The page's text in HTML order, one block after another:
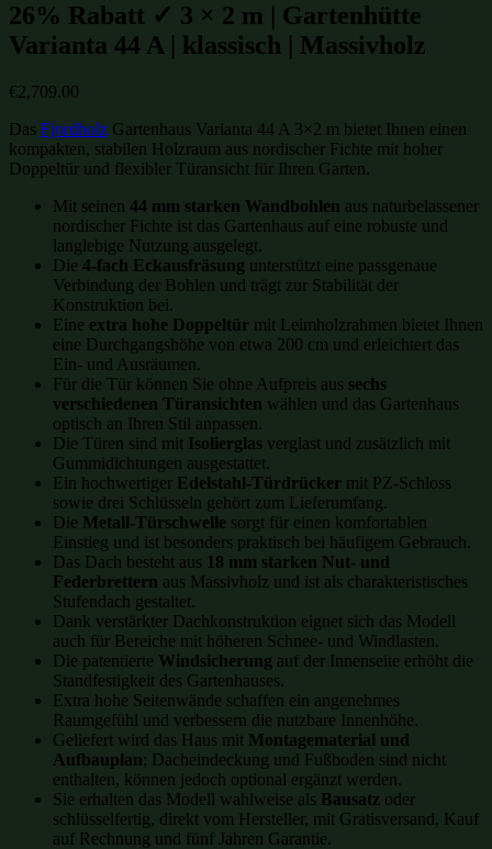
26% Rabatt ✓ 3 × 2 m | Gartenhütte
Varianta 44 A | klassisch | Massivholz
€2,709.00
Das Fjordholz Gartenhaus Varianta 44 A 3×2 m bietet Ihnen einen
kompakten, stabilen Holzraum aus nordischer Fichte mit hoher
Doppeltür und flexibler Türansicht für Ihren Garten.
Mit seinen 44 mm starken Wandbohlen aus naturbelassener
nordischer Fichte ist das Gartenhaus auf eine robuste und
langlebige Nutzung ausgelegt.
Die 4-fach Eckausfräsung unterstützt eine passgenaue
Verbindung der Bohlen und trägt zur Stabilität der
Konstruktion bei.
Eine extra hohe Doppeltür mit Leimholzrahmen bietet Ihnen
eine Durchgangshöhe von etwa 200 cm und erleichtert das
Ein- und Ausräumen.
Für die Tür können Sie ohne Aufpreis aus sechs
verschiedenen Türansichten wählen und das Gartenhaus
optisch an Ihren Stil anpassen.
Die Türen sind mit Isolierglas verglast und zusätzlich mit
Gummidichtungen ausgestattet.
Ein hochwertiger Edelstahl-Türdrücker mit PZ-Schloss
sowie drei Schlüsseln gehört zum Lieferumfang.
Die Metall-Türschwelle sorgt für einen komfortablen
Einstieg und ist besonders praktisch bei häufigem Gebrauch.
Das Dach besteht aus 18 mm starken Nut- und
Federbrettern aus Massivholz und ist als charakteristisches
Stufendach gestaltet.
Dank verstärkter Dachkonstruktion eignet sich das Modell
auch für Bereiche mit höheren Schnee- und Windlasten.
Die patentierte Windsicherung auf der Innenseite erhöht die
Standfestigkeit des Gartenhauses.
Extra hohe Seitenwände schaffen ein angenehmes
Raumgefühl und verbessern die nutzbare Innenhöhe.
Geliefert wird das Haus mit Montagematerial und
Aufbauplan; Dacheindeckung und Fußboden sind nicht
enthalten, können jedoch optional ergänzt werden.
Sie erhalten das Modell wahlweise als Bausatz oder
schlüsselfertig, direkt vom Hersteller, mit Gratisversand, Kauf
auf Rechnung und fünf Jahren Garantie.